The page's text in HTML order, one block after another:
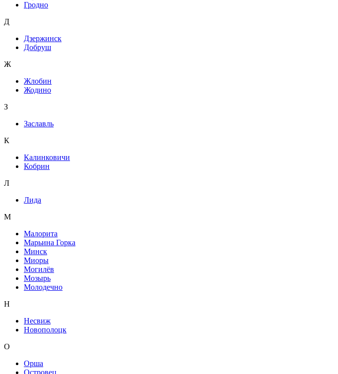
Гродно
Д
Дзержинск
Добруш
Ж
Жлобин
Жодино
З
Заславль
К
Калинковичи
Кобрин
Л
Лида
М
Малорита
Марьина Горка
Минск
Миоры
Могилёв
Мозырь
Молодечно
Н
Несвиж
Новополоцк
О
Орша
Островец